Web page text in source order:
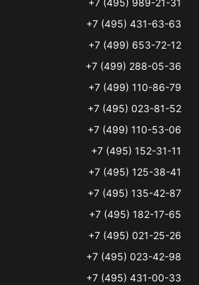
+7 (495) 989-21-31
+7 (495) 431-63-63
+7 (499) 653-72-12
+7 (499) 288-05-36
+7 (499) 110-86-79
+7 (495) 023-81-52
+7 (499) 110-53-06
+7 (495) 152-31-11
+7 (495) 125-38-41
+7 (495) 135-42-87
+7 (495) 182-17-65
+7 (495) 021-25-26
+7 (495) 023-42-98
+7 (495) 431-00-33